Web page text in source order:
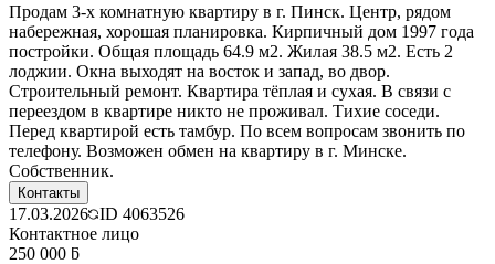
Продам 3-х комнатную квартиру в г. Пинск. Центр, рядом
набережная, хорошая планировка. Кирпичный дом 1997 года
постройки. Общая площадь 64.9 м2. Жилая 38.5 м2. Есть 2
лоджии. Окна выходят на восток и запад, во двор.
Строительный ремонт. Квартира тёплая и сухая. В связи с
переездом в квартире никто не проживал. Тихие соседи.
Перед квартирой есть тамбур. По всем вопросам звонить по
телефону. Возможен обмен на квартиру в г. Минске.
Собственник.
Контакты
17.03.2026 ID 4063526
Контактное лицо
250 000 ƃ